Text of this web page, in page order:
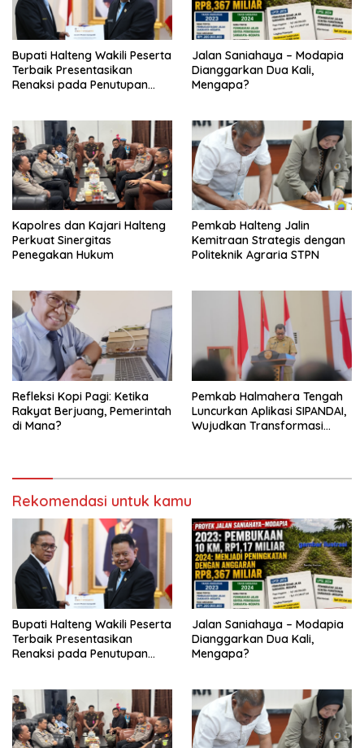
Bupati Halteng Wakili Peserta
Terbaik Presentasikan
Renaksi pada Penutupan
Jalan Saniahaya – Modapia
Dianggarkan Dua Kali,
Mengapa?
Kapolres dan Kajari Halteng
Perkuat Sinergitas
Penegakan Hukum
Pemkab Halteng Jalin
Kemitraan Strategis dengan
Politeknik Agraria STPN
Refleksi Kopi Pagi: Ketika
Rakyat Berjuang, Pemerintah
di Mana?
Pemkab Halmahera Tengah
Luncurkan Aplikasi SIPANDAI,
Wujudkan Transformasi
Rekomendasi untuk kamu
Bupati Halteng Wakili Peserta
Terbaik Presentasikan
Renaksi pada Penutupan
Jalan Saniahaya – Modapia
Dianggarkan Dua Kali,
Mengapa?